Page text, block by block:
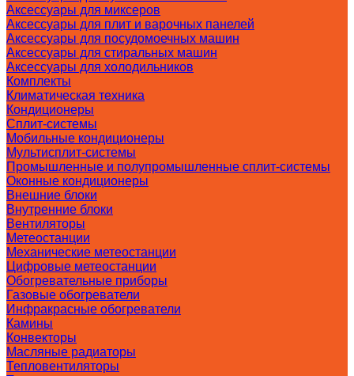
Аксессуары для миксеров
Аксессуары для плит и варочных панелей
Аксессуары для посудомоечных машин
Аксессуары для стиральных машин
Аксессуары для холодильников
Комплекты
Климатическая техника
Кондиционеры
Сплит-системы
Мобильные кондиционеры
Мультисплит-системы
Промышленные и полупромышленные сплит-системы
Оконные кондиционеры
Внешние блоки
Внутренние блоки
Вентиляторы
Метеостанции
Механические метеостанции
Цифровые метеостанции
Обогревательные приборы
Газовые обогреватели
Инфракрасные обогреватели
Камины
Конвекторы
Масляные радиаторы
Тепловентиляторы